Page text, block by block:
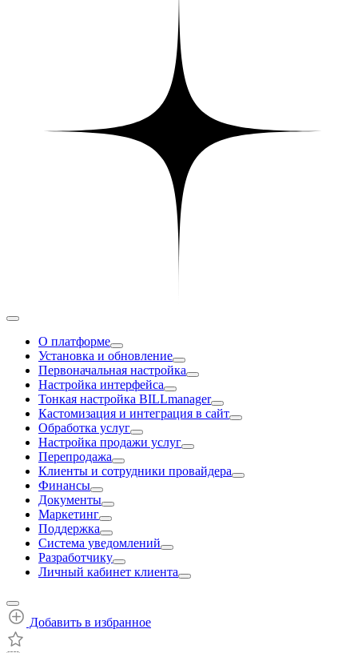
О платформе
Установка и обновление
Первоначальная настройка
Настройка интерфейса
Тонкая настройка BILLmanager
Кастомизация и интеграция в сайт
Обработка услуг
Настройка продажи услуг
Перепродажа
Клиенты и сотрудники провайдера
Финансы
Документы
Маркетинг
Поддержка
Система уведомлений
Разработчику
Личный кабинет клиента
Добавить в избранное